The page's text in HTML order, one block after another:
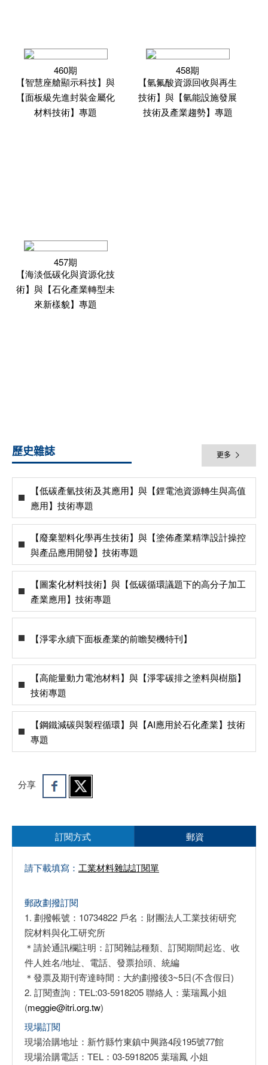
460期
【智慧座艙顯示科技】與
【面板級先進封裝金屬化
材料技術】專題
458期
【氫氟酸資源回收與再生
技術】與【氫能設施發展
技術及產業趨勢】專題
457期
【海淡低碳化與資源化技
術】與【石化產業轉型未
來新樣貌】專題
歷史雜誌 更多
【低碳產氫技術及其應用】與【鋰電池資源轉生與高值
應用】技術專題
【廢棄塑料化學再生技術】與【塗佈產業精準設計操控
與產品應用開發】技術專題
【圖案化材料技術】與【低碳循環議題下的高分子加工
產業應用】技術專題
【淨零永續下面板產業的前瞻契機特刊】
【高能量動力電池材料】與【淨零碳排之塗料與樹脂】
技術專題
【鋼鐵減碳與製程循環】與【AI應用於石化產業】技術
專題
分享
訂閱方式 郵資
請下載填寫： 工業材料雜誌訂閱單
郵政劃撥訂閱
1. 劃撥帳號：10734822 戶名：財團法人工業技術研究
院材料與化工研究所
＊請於通訊欄註明：訂閱雜誌種類、訂閱期間起迄、收
件人姓名/地址、電話、發票抬頭、統編
＊發票及期刊寄達時間：大約劃撥後3~5日(不含假日)
2. 訂閱查詢：TEL:03-5918205 聯絡人：葉瑞鳳小姐
(meggie@itri.org.tw)
現場訂閱
現場洽購地址：新竹縣竹東鎮中興路4段195號77館
現場洽購電話：TEL：03-5918205 葉瑞鳳 小姐